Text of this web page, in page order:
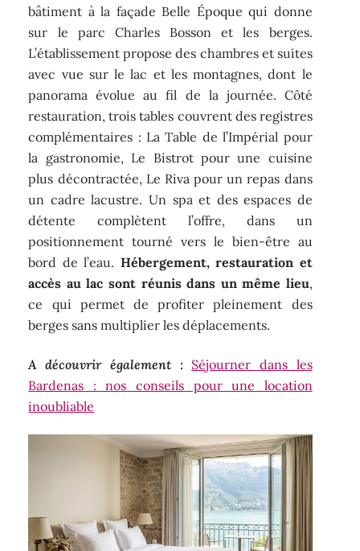
bâtiment à la façade Belle Époque qui donne
sur le parc Charles Bosson et les berges.
L’établissement propose des chambres et suites
avec vue sur le lac et les montagnes, dont le
panorama évolue au fil de la journée. Côté
restauration, trois tables couvrent des registres
complémentaires : La Table de l’Impérial pour
la gastronomie, Le Bistrot pour une cuisine
plus décontractée, Le Riva pour un repas dans
un cadre lacustre. Un spa et des espaces de
détente complètent l’offre, dans un
positionnement tourné vers le bien-être au
bord de l’eau. Hébergement, restauration et
accès au lac sont réunis dans un même lieu,
ce qui permet de profiter pleinement des
berges sans multiplier les déplacements.
A découvrir également : Séjourner dans les
Bardenas : nos conseils pour une location
inoubliable